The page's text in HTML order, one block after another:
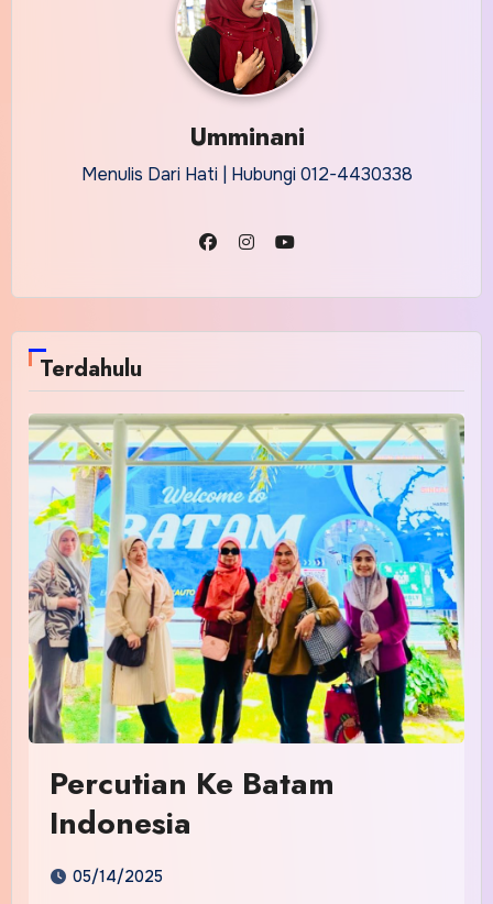
Umminani
Menulis Dari Hati | Hubungi 012-4430338
Terdahulu
Percutian Ke Batam
Indonesia
05/14/2025